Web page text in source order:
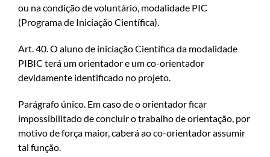
ou na condição de voluntário, modalidade PIC
(Programa de Iniciação Científica).
Art. 40. O aluno de iniciação Científica da modalidade
PIBIC terá um orientador e um co-orientador
devidamente identificado no projeto.
Parágrafo único. Em caso de o orientador ficar
impossibilitado de concluir o trabalho de orientação, por
motivo de força maior, caberá ao co-orientador assumir
tal função.